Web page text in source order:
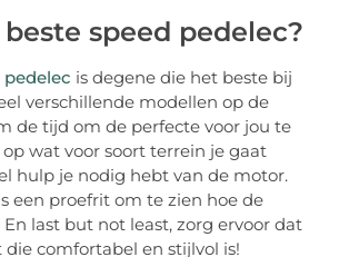
speed pedelec?
pedelec is degene die het beste bij
verschillende modellen op de
de tijd om de perfecte voor jou te
wat voor soort terrein je gaat
hulp je nodig hebt van de motor.
een proefrit om te zien hoe de
last but not least, zorg ervoor dat
die comfortabel en stijlvol is!